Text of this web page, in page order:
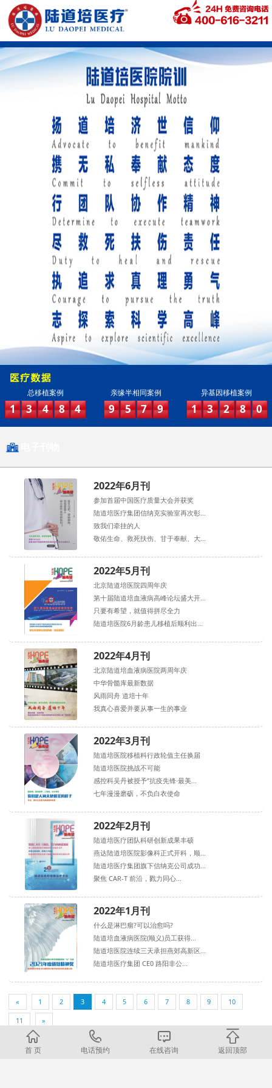
总移植案例
1 3 4 8 4
亲缘半相同案例
9 5 7 9
异基因移植案例
1 3 2 8 0
2022年6月刊
参加首届中国医疗质量大会并获奖
陆道培医疗集团信纳克实验室再次彰...
致我们牵挂的人
敬佑生命、救死扶伤、甘于奉献、大...
2022年5月刊
北京陆道培医院四周年庆
第十届陆道培血液病高峰论坛盛大开...
只要有希望，就值得拼尽全力
陆道培医院6月龄患儿移植后顺利出...
2022年4月刊
北京陆道培血液病医院两周年庆
中华骨髓库最新数据
风雨同舟 道培十年
我真心喜爱并要从事一生的事业
2022年3月刊
陆道培医院移植科行政轮值主任换届
陆道培医院挑战不可能
感控科吴丹被授予”抗疫先锋·最美...
七年漫漫磨砺，不负白衣使命
2022年2月刊
陆道培医疗团队科研创新成果丰硕
燕达陆道培医院影像科正式开科，顺...
陆道培医疗集团旗下信纳克公司成功...
聚焦 CAR-T 前沿，戮力同心...
2022年1月刊
什么是淋巴瘤?可以治愈吗?
陆道培血液病医院(顺义)员工获得...
陆道培医院连续三天承担燕郊高新区...
陆道培医疗集团 CE0 路阳非公...
« 1 2 3 4 5 6 7 8 9 10
11 »
首 页 电话预约 在线咨询 返回顶部